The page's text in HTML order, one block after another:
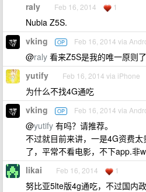
raly Feb 16, 2014 1
Nubia Z5S.
vking OP Feb 16, 2014 via
@raly 看来Z5S是我的唯一原则了
yutify Feb 16, 2014 via iPhone
为什么不找4G通吃
vking OP Feb 16, 2014 via
@yutify 有吗？请推荐。
不过就目前来讲，一是4G资费
了，平常不看电影，不下app.非
likai Feb 16, 2014 1
努比亚5lte版4g通吃，不过国内